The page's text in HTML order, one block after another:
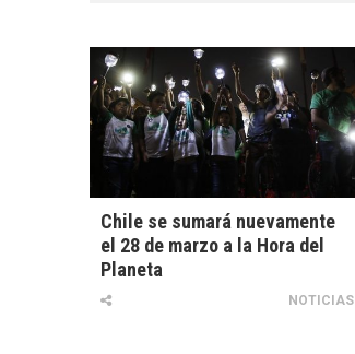
Chile se sumará nuevamente
el 28 de marzo a la Hora del
Planeta
NOTICIAS